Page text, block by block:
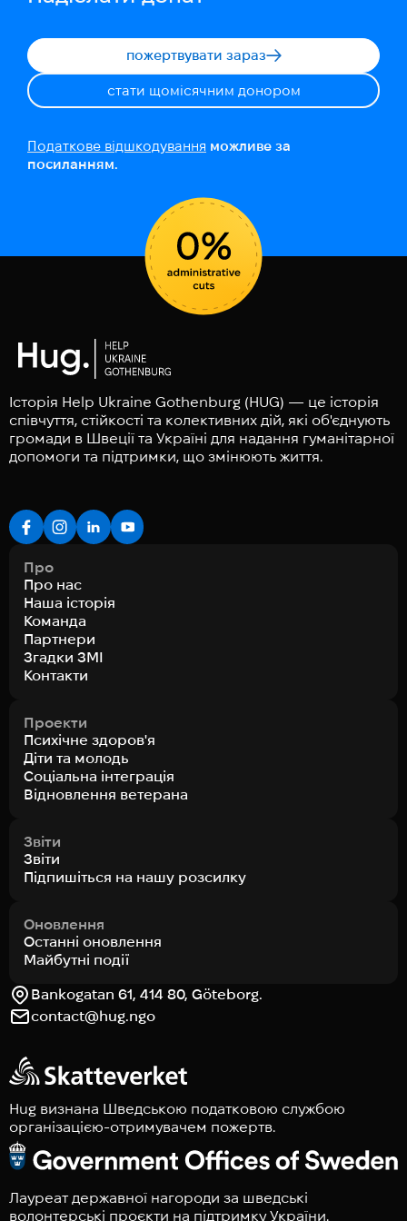
пожертвувати зараз
стати щомісячним донором
Податкове відшкодування можливе за
посиланням.
Історія Help Ukraine Gothenburg (HUG) — це історія
співчуття, стійкості та колективних дій, які об'єднують
громади в Швеції та Україні для надання гуманітарної
допомоги та підтримки, що змінюють життя.
Про
Про нас
Наша історія
Команда
Партнери
Згадки ЗМІ
Контакти
Проекти
Психічне здоров'я
Діти та молодь
Соціальна інтеграція
Відновлення ветерана
Звіти
Звіти
Підпишіться на нашу розсилку
Оновлення
Останні оновлення
Майбутні події
Bankogatan 61, 414 80, Göteborg.
contact@hug.ngo
Hug визнана Шведською податковою службою
організацією-отримувачем пожертв.
Лауреат державної нагороди за шведські
волонтерські проєкти на підтримку України.